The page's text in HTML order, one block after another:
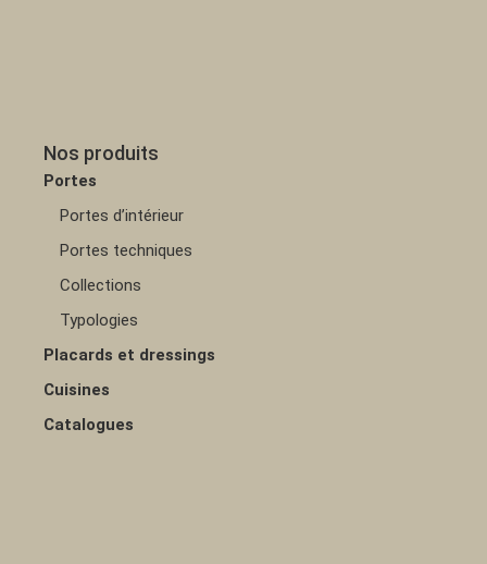
Nos produits
Portes
Portes d’intérieur
Portes techniques
Collections
Typologies
Placards et dressings
Cuisines
Catalogues